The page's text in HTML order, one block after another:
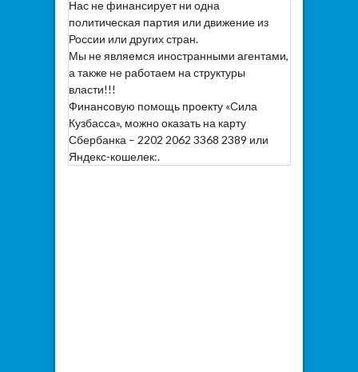
Нас не финансирует ни одна
политическая партия или движение из
России или других стран.
Мы не являемся иностранными агентами,
а также не работаем на структуры
власти!!!
Финансовую помощь проекту «Сила
Кузбасса», можно оказать на карту
Сбербанка – 2202 2062 3368 2389 или
Яндекс-кошелек:.